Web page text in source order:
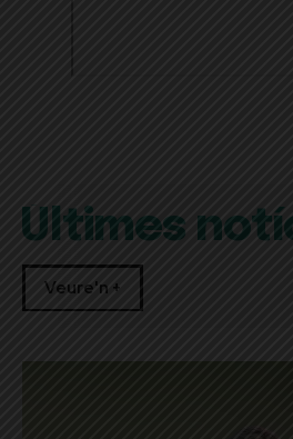
Últimes
Veure'n +